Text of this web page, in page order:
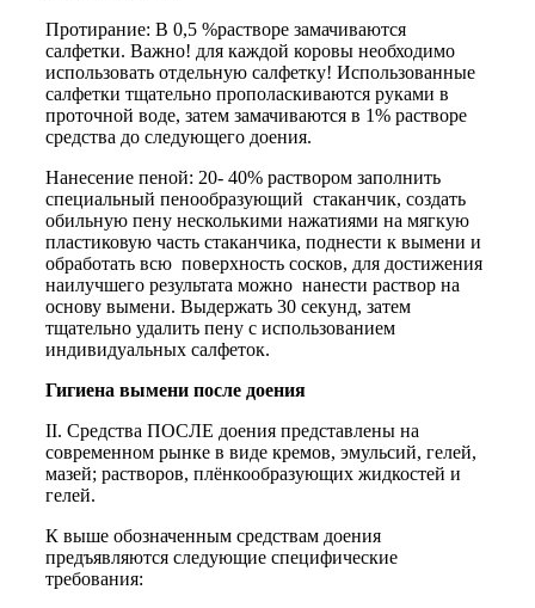
Протирание: В 0,5 %растворе замачиваются
салфетки. Важно! для каждой коровы необходимо
использовать отдельную салфетку! Использованные
салфетки тщательно прополаскиваются руками в
проточной воде, затем замачиваются в 1% растворе
средства до следующего доения.
Нанесение пеной: 20- 40% раствором заполнить
специальный пенообразующий стаканчик, создать
обильную пену несколькими нажатиями на мягкую
пластиковую часть стаканчика, поднести к вымени и
обработать всю поверхность сосков, для достижения
наилучшего результата можно нанести раствор на
основу вымени. Выдержать 30 секунд, затем
тщательно удалить пену с использованием
индивидуальных салфеток.
Гигиена вымени после доения
II. Средства ПОСЛЕ доения представлены на
современном рынке в виде кремов, эмульсий, гелей,
мазей; растворов, плёнкообразующих жидкостей и
гелей.
К выше обозначенным средствам доения
предъявляются следующие специфические
требования: